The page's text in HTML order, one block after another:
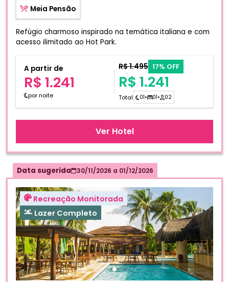
Meia Pensão
Refúgio charmoso inspirado na temática italiana e com
acesso ilimitado ao Hot Park.
A partir de
R$ 1.241
por noite
R$ 1.495 17% OFF
R$ 1.241
Total 01• 01• 02
Ver Hotel
Data sugerida 30/11/2026 a 01/12/2026
Recreação Monitorada
Lazer Completo